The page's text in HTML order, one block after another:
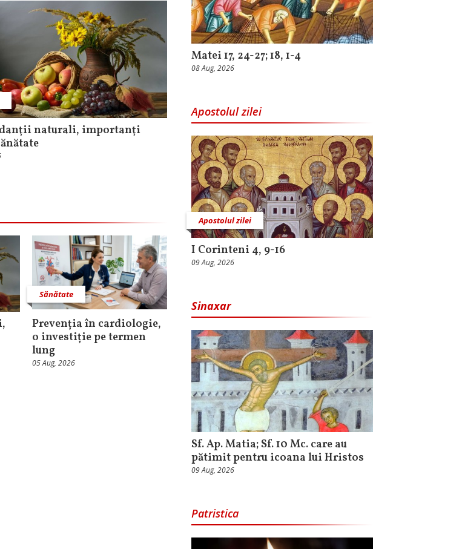
naturali, importanţi
Sănătate
Prevenția în cardiologie,
o investiție pe termen
lung
05 Aug, 2026
Matei 17, 24-27; 18, 1-4
08 Aug, 2026
Apostolul zilei
Apostolul zilei
I Corinteni 4, 9-16
09 Aug, 2026
Sinaxar
Sf. Ap. Matia; Sf. 10 Mc. care au
pătimit pentru icoana lui Hristos
09 Aug, 2026
Patristica